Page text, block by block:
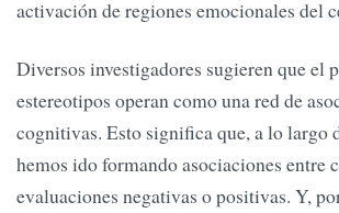
activación de regiones emocionales del
Diversos investigadores sugieren que el
estereotipos operan como una red de
cognitivas. Esto significa que, a lo largo
hemos ido formando asociaciones entre
evaluaciones negativas o positivas. Y,